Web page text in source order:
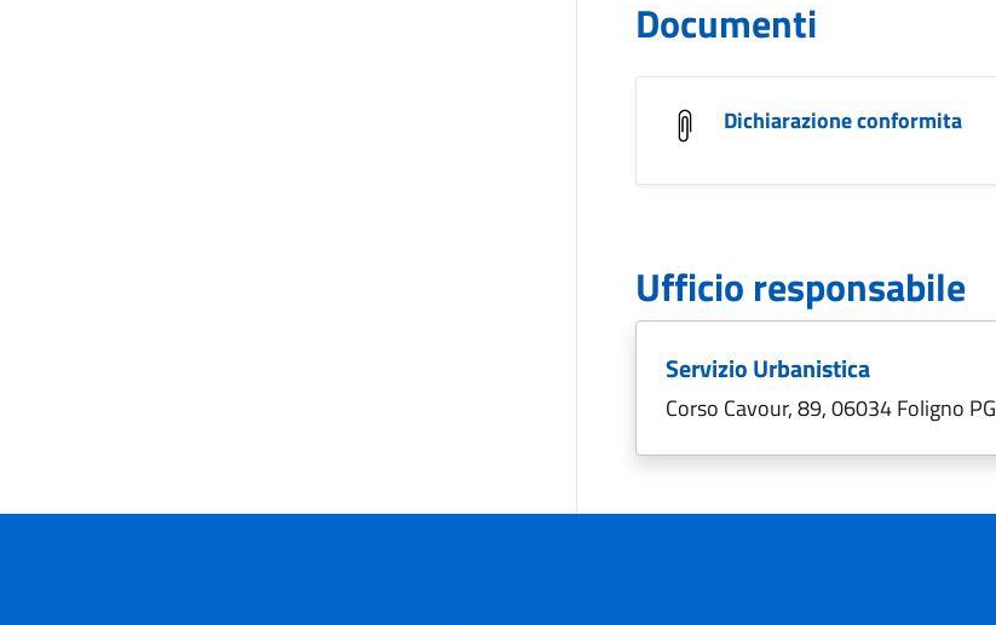
Documenti
Dichiarazione conformita
Ufficio responsabile
Servizio Urbanistica
Corso Cavour, 89, 06034 Foligno PG